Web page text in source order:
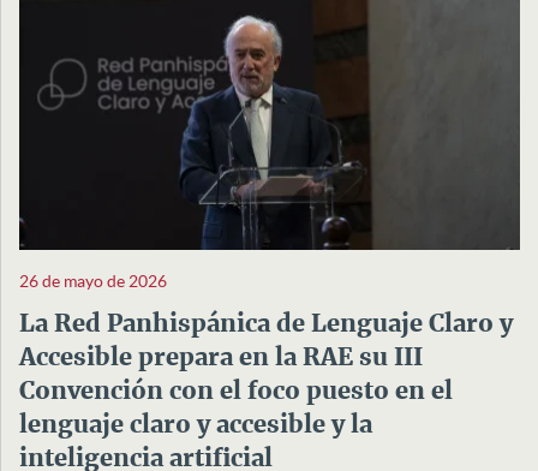
26 de mayo de 2026
La Red Panhispánica de Lenguaje Claro y
Accesible prepara en la RAE su III
Convención con el foco puesto en el
lenguaje claro y accesible y la
inteligencia artificial